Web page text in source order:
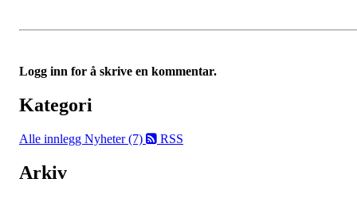
Logg inn for å skrive en kommentar.
Kategori
Alle innlegg Nyheter (7) RSS
Arkiv